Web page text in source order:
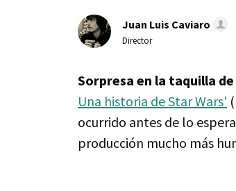
Juan Luis Caviaro
Director
Sorpresa en la taquilla
Una historia de Star Wars'
ocurrido antes de lo
producción mucho más